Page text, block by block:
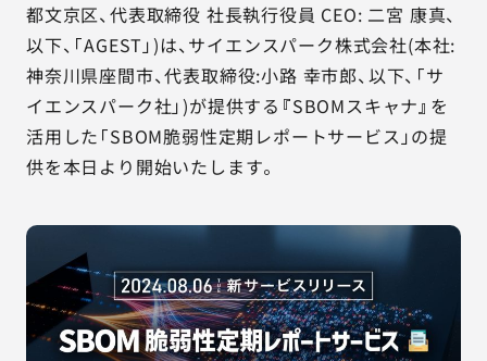
品質コラム
会社情報
サービスお問い合わせ専用番号
03-6865-4864
（平日9:30〜18:00）
※その他のご連絡は03-5333-1246
都文京区、代表取締役 社長執行役員 CEO: 二宮 康真、
以下、「AGEST」)は、サイエンスパーク株式会社(本社:
神奈川県座間市、代表取締役:小路 幸市郎、以下、「サ
イエンスパーク社」)が提供する『SBOMスキャナ』を
活用した「SBOM脆弱性定期レポートサービス」の提
供を本日より開始いたします。